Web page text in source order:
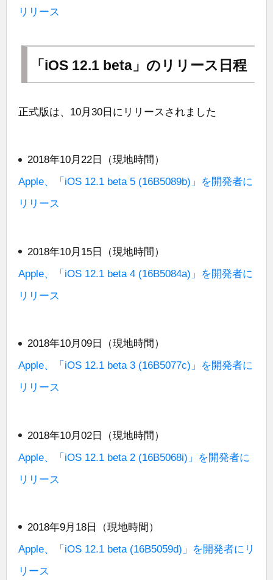
リリース
「iOS 12.1 beta」のリリース日程
正式版は、10月30日にリリースされました
2018年10月22日（現地時間）
Apple、「iOS 12.1 beta 5 (16B5089b)」を開発者に
リリース
2018年10月15日（現地時間）
Apple、「iOS 12.1 beta 4 (16B5084a)」を開発者に
リリース
2018年10月09日（現地時間）
Apple、「iOS 12.1 beta 3 (16B5077c)」を開発者に
リリース
2018年10月02日（現地時間）
Apple、「iOS 12.1 beta 2 (16B5068i)」を開発者に
リリース
2018年9月18日（現地時間）
Apple、「iOS 12.1 beta (16B5059d)」を開発者にリ
リース